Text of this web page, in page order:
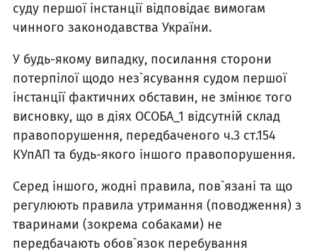
суду першої інстанції відповідає вимогам
чинного законодавства України.
У будь-якому випадку, посилання сторони
потерпілої щодо нез`ясування судом першої
інстанції фактичних обставин, не змінює того
висновку, що в діях ОСОБА_1 відсутній склад
правопорушення, передбаченого ч.3 ст.154
КУпАП та будь-якого іншого правопорушення.
Серед іншого, жодні правила, пов`язані та що
регулюють правила утримання (поводження) з
тваринами (зокрема собаками) не
передбачають обов`язок перебування